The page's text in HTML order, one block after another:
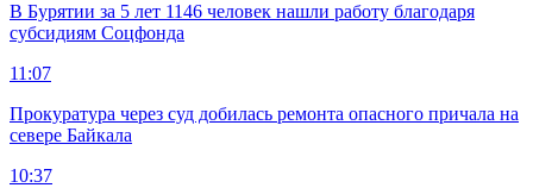
В Бурятии за 5 лет 1146 человек нашли работу благодаря
субсидиям Соцфонда
11:07
Прокуратура через суд добилась ремонта опасного причала на
севере Байкала
10:37